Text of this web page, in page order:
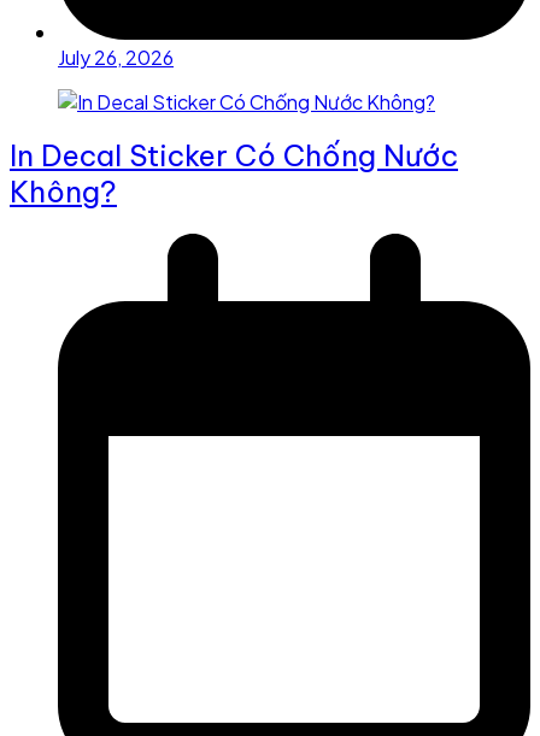
July 26, 2026
In Decal Sticker Có Chống Nước
Không?